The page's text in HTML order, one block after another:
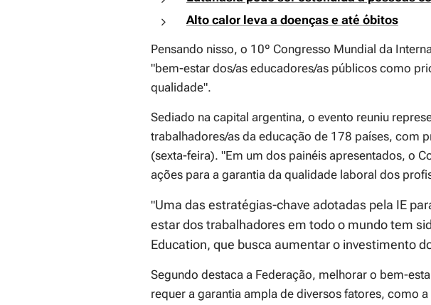
Alto calor leva a doenças e até óbitos
Pensando nisso, o 10º Congresso Mundial da
"bem-estar dos/as educadores/as públicos como
qualidade".
Sediado na capital argentina, o evento reuniu
trabalhadores/as da educação de 178 países, com
(sexta-feira). "Em um dos painéis apresentados, o
ações para a garantia da qualidade laboral dos
"Uma das estratégias-chave adotadas pela IE
estar dos trabalhadores em todo o mundo tem
Education, que busca aumentar o investimento
Segundo destaca a Federação, melhorar o bem-
requer a garantia ampla de diversos fatores, como